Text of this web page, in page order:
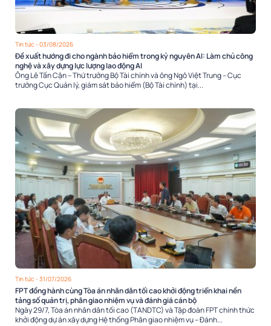
Tin tức - 03/08/2026
Đề xuất hướng đi cho ngành bảo hiểm trong kỷ nguyên AI: Làm chủ công
nghệ và xây dựng lực lượng lao động AI
Ông Lê Tấn Cận – Thứ trưởng Bộ Tài chính và ông Ngô Việt Trung – Cục
trưởng Cục Quản lý, giám sát bảo hiểm (Bộ Tài chính) tại...
Tin tức - 31/07/2026
FPT đồng hành cùng Tòa án nhân dân tối cao khởi động triển khai nền
tảng số quản trị, phân giao nhiệm vụ và đánh giá cán bộ
Ngày 29/7, Tòa án nhân dân tối cao (TANDTC) và Tập đoàn FPT chính thức
khởi động dự án xây dựng Hệ thống Phân giao nhiệm vụ – Đánh...